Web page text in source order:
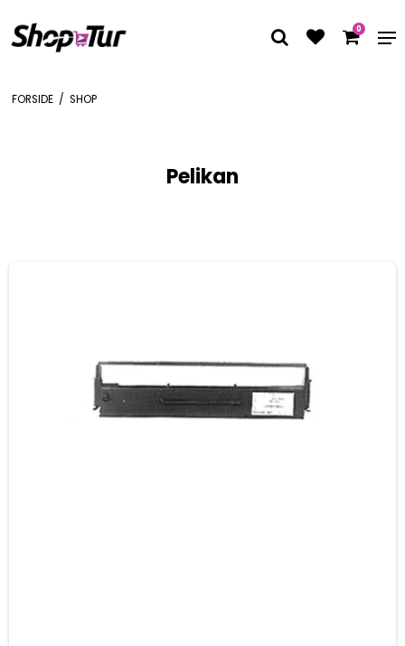
0
FORSIDE / SHOP
Pelikan